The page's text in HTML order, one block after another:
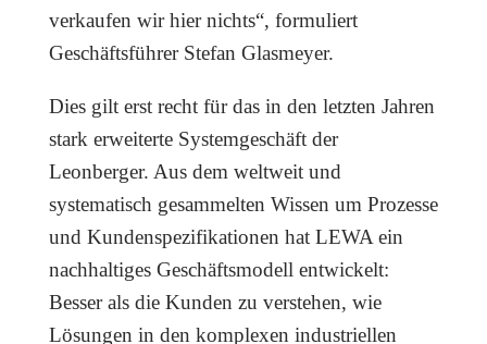
verkaufen wir hier nichts“, formuliert
Geschäftsführer Stefan Glasmeyer.
Dies gilt erst recht für das in den letzten Jahren
stark erweiterte Systemgeschäft der
Leonberger. Aus dem weltweit und
systematisch gesammelten Wissen um Prozesse
und Kundenspezifikationen hat LEWA ein
nachhaltiges Geschäftsmodell entwickelt:
Besser als die Kunden zu verstehen, wie
Lösungen in den komplexen industriellen